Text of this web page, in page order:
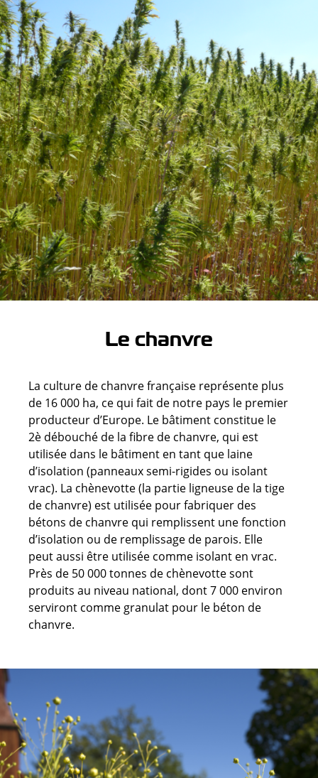
Le chanvre
La culture de chanvre française représente plus
de 16 000 ha, ce qui fait de notre pays le premier
producteur d’Europe. Le bâtiment constitue le
2è débouché de la fibre de chanvre, qui est
utilisée dans le bâtiment en tant que laine
d’isolation (panneaux semi-rigides ou isolant
vrac). La chènevotte (la partie ligneuse de la tige
de chanvre) est utilisée pour fabriquer des
bétons de chanvre qui remplissent une fonction
d’isolation ou de remplissage de parois. Elle
peut aussi être utilisée comme isolant en vrac.
Près de 50 000 tonnes de chènevotte sont
produits au niveau national, dont 7 000 environ
serviront comme granulat pour le béton de
chanvre.